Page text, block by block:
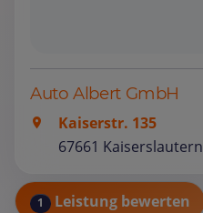
Auto Albert GmbH
Kaiserstr. 135
67661 Kaiserslautern
1 Leistung bewerten